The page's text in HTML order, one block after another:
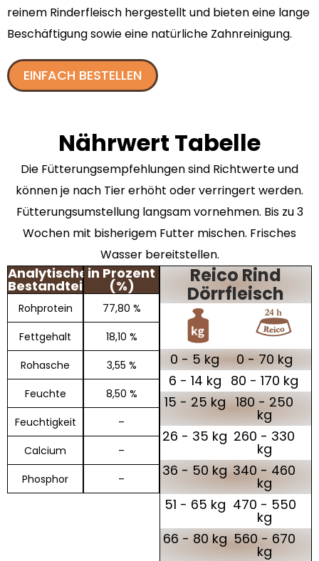
reinem Rinderfleisch hergestellt und bieten eine lange
Beschäftigung sowie eine natürliche Zahnreinigung.
EINFACH BESTELLEN
Nährwert Tabelle
Die Fütterungsempfehlungen sind Richtwerte und
können je nach Tier erhöht oder verringert werden.
Fütterungsumstellung langsam vornehmen. Bis zu 3
Wochen mit bisherigem Futter mischen. Frisches
Wasser bereitstellen.
Analytische
Bestandteile
Rohprotein
Fettgehalt
Rohasche
Feuchte
Feuchtigkeit
Calcium
Phosphor
in Prozent
(%)
77,80 %
18,10 %
3,55 %
8,50 %
–
–
–
Reico Rind
Dörrfleisch
0 - 5 kg
0 - 70 kg
6 - 14 kg 80 - 170 kg
15 - 25 kg 180 - 250
kg
26 - 35 kg 260 - 330
kg
36 - 50 kg 340 - 460
kg
51 - 65 kg 470 - 550
kg
66 - 80 kg 560 - 670
kg